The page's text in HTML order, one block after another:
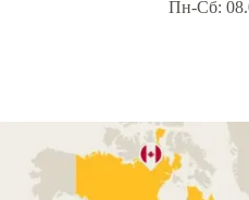
Пн-Сб: